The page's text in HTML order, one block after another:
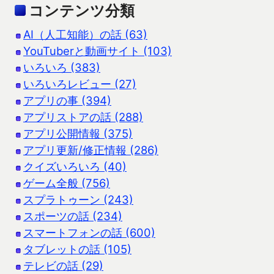
コンテンツ分類
AI（人工知能）の話 (63)
YouTuberと動画サイト (103)
いろいろ (383)
いろいろレビュー (27)
アプリの事 (394)
アプリストアの話 (288)
アプリ公開情報 (375)
アプリ更新/修正情報 (286)
クイズいろいろ (40)
ゲーム全般 (756)
スプラトゥーン (243)
スポーツの話 (234)
スマートフォンの話 (600)
タブレットの話 (105)
テレビの話 (29)